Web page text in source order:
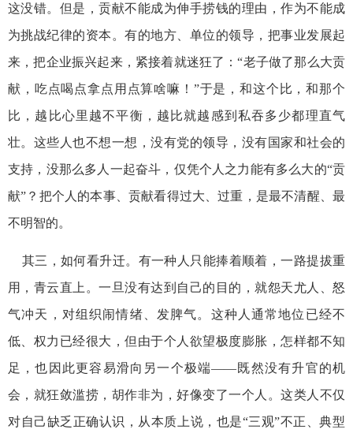
这没错。但是，贡献不能成为伸手捞钱的理由，作为不能成
为挑战纪律的资本。有的地方、单位的领导，把事业发展起
来，把企业振兴起来，紧接着就迷狂了：“老子做了那么大贡
献，吃点喝点拿点用点算啥嘛！”于是，和这个比，和那个
比，越比心里越不平衡，越比就越感到私吞多少都理直气
壮。这些人也不想一想，没有党的领导，没有国家和社会的
支持，没那么多人一起奋斗，仅凭个人之力能有多么大的“贡
献”？把个人的本事、贡献看得过大、过重，是最不清醒、最
不明智的。
其三，如何看升迁。有一种人只能捧着顺着，一路提拔重
用，青云直上。一旦没有达到自己的目的，就怨天尤人、怒
气冲天，对组织闹情绪、发脾气。这种人通常地位已经不
低、权力已经很大，但由于个人欲望极度膨胀，怎样都不知
足，也因此更容易滑向另一个极端——既然没有升官的机
会，就狂敛滥捞，胡作非为，好像变了一个人。这类人不仅
对自己缺乏正确认识，从本质上说，也是“三观”不正、典型